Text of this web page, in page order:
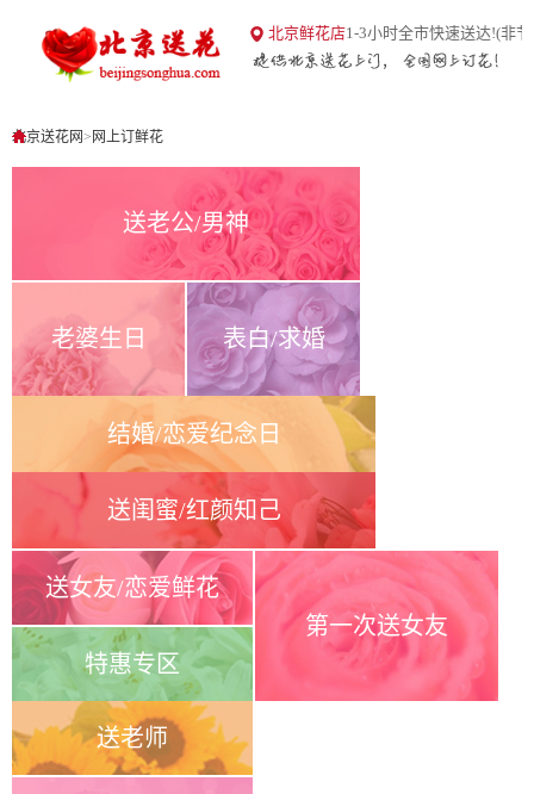
北京送花网
北京鲜花店1-3小时全市快速送达!(非
北京送花网> 网上订鲜花
送老公/男神
老婆生日 表白/求婚
结婚/恋爱纪念日
送闺蜜/红颜知己
送女友/恋爱鲜花
特惠专区
第一次送女友
送老师